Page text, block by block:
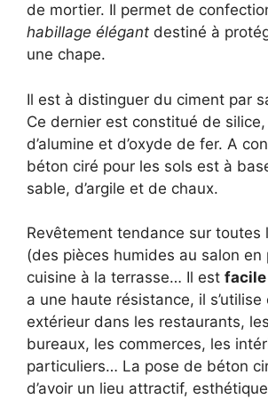
de mortier. Il permet de
habillage élégant destiné à
une chape.
Il est à distinguer du ciment par
Ce dernier est constitué de
d’alumine et d’oxyde de fer. A
béton ciré pour les sols est à
sable, d’argile et de chaux.
Revêtement tendance sur toutes
(des pièces humides au salon en
cuisine à la terrasse… Il est facile
a une haute résistance, il
extérieur dans les restaurants,
bureaux, les commerces, les
particuliers… La pose de béton
d’avoir un lieu attractif,